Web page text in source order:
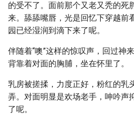
的受不了。面前那个又老又秃的死
来。舔舔嘴唇，光是回忆下穿越前
园已经湿润到滴下来了呢。
伴随着“噢”这样的惊叹声，回过神
背靠着对面的胸脯，坐在怀里了。
乳房被搓揉，力度正好，粉红的乳
弄。对面明显是欢场老手，呻吟声
了呢。